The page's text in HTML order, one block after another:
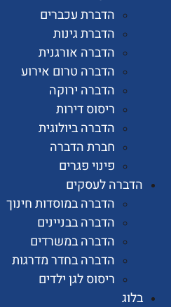
הדברת עכברים
הדברת גינות
הדברה אורגנית
הדברה טרום אירוע
הדברה ירוקה
ריסוס דירות
הדברה ביולוגית
חברת הדברה
פינוי פגרים
לעסקים
הדברה במוסדות חינוך
הדברה בבניינים
הדברה במשרדים
הדברה בחדר מדרגות
ריסוס לגן ילדים